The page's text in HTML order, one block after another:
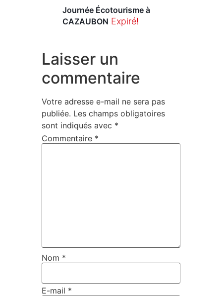
Journée Écotourisme à
CAZAUBON Expiré!
Laisser un
commentaire
Votre adresse e-mail ne sera pas
publiée. Les champs obligatoires
sont indiqués avec *
Commentaire *
Nom *
E-mail *